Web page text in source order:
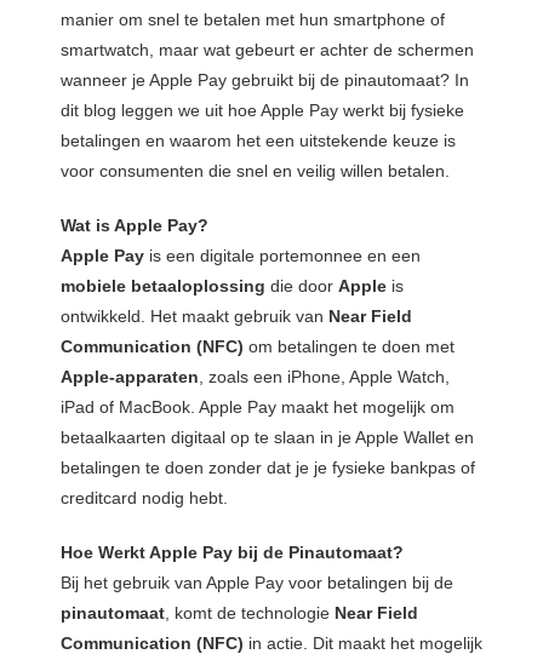
manier om snel te betalen met hun smartphone of
smartwatch, maar wat gebeurt er achter de schermen
wanneer je Apple Pay gebruikt bij de pinautomaat? In
dit blog leggen we uit hoe Apple Pay werkt bij fysieke
betalingen en waarom het een uitstekende keuze is
voor consumenten die snel en veilig willen betalen.
Wat is Apple Pay?
Apple Pay is een digitale portemonnee en een
mobiele betaaloplossing die door Apple is
ontwikkeld. Het maakt gebruik van Near Field
Communication (NFC) om betalingen te doen met
Apple-apparaten , zoals een iPhone, Apple Watch,
iPad of MacBook. Apple Pay maakt het mogelijk om
betaalkaarten digitaal op te slaan in je Apple Wallet en
betalingen te doen zonder dat je je fysieke bankpas of
creditcard nodig hebt.
Hoe Werkt Apple Pay bij de Pinautomaat?
Bij het gebruik van Apple Pay voor betalingen bij de
pinautomaat , komt de technologie Near Field
Communication (NFC) in actie. Dit maakt het mogelijk
op
te